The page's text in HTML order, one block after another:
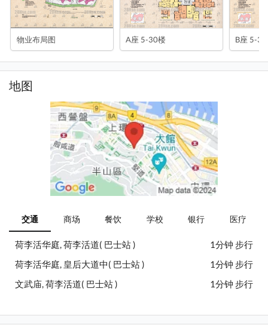
物业布局图 A座 5-30楼 B座 5-
地图
交通 商场 餐饮 学校 银行 医疗
荷李活华庭, 荷李活道( 巴士站 )
1分钟 步行
荷李活华庭, 皇后大道中( 巴士站 )
1分钟 步行
文武庙, 荷李活道( 巴士站 )
1分钟 步行